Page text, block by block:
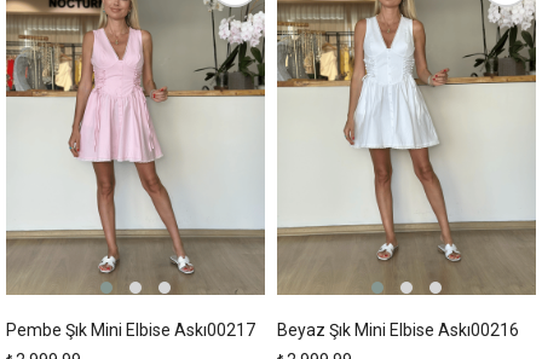
Pembe Şık Mini Elbise Askı00217
Beyaz Şık Mini Elbise Askı00216